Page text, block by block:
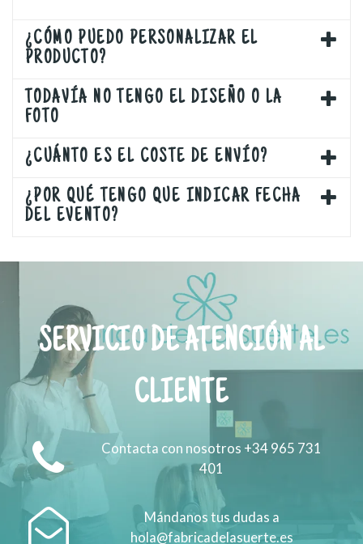
¿CÓMO PUEDO PERSONALIZAR EL
PRODUCTO?
TODAVÍA NO TENGO EL DISEÑO O LA
FOTO
¿CUÁNTO ES EL COSTE DE ENVÍO?
¿POR QUÉ TENGO QUE INDICAR FECHA
DEL EVENTO?
SERVICIO DE ATENCIÓN AL
CLIENTE
Contacta con nosotros +34 965 731
401
Mándanos tus dudas a
hola@fabricadelasuerte.es